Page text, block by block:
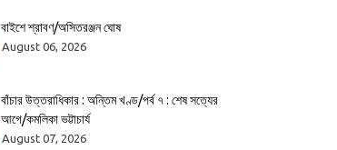
বাইশে শ্রাবণ/অসিতরঞ্জন ঘোষ
August 06, 2026
বাঁচার উত্তরাধিকার : অন্তিম খণ্ড/পর্ব ৭ : শেষ সত্যের
আগে/কমলিকা ভট্টাচার্য
August 07, 2026